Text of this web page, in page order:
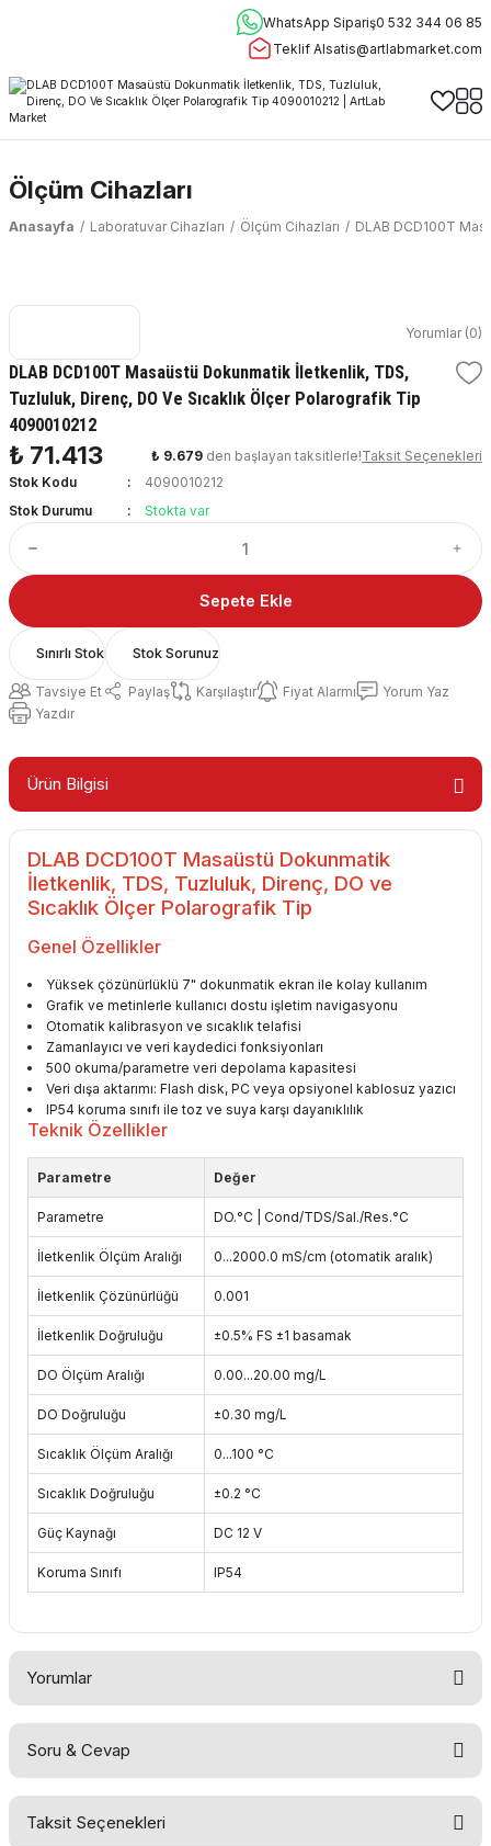
WhatsApp Sipariş0 532 344 06 85
Teklif Alsatis@artlabmarket.com
Ölçüm Cihazları
Anasayfa Laboratuvar Cihazları Ölçüm Cihazları DLAB DCD100T
Yorumlar (0)
DLAB DCD100T Masaüstü Dokunmatik İletkenlik, TDS,
Tuzluluk, Direnç, DO Ve Sıcaklık Ölçer Polarografik Tip
4090010212
₺ 71.413 ₺ 9.679 den başlayan taksitlerle!Taksit Seçenekleri
Stok Kodu
4090010212
Stok Durumu
Stokta var
Sepete Ekle
Sınırlı Stok Stok Sorunuz
Tavsiye Et Paylaş Karşılaştır Fiyat Alarmı
Yorum Yaz
Yazdır
Ürün Bilgisi
DLAB DCD100T Masaüstü Dokunmatik
İletkenlik, TDS, Tuzluluk, Direnç, DO ve
Sıcaklık Ölçer Polarografik Tip
Genel Özellikler
Yüksek çözünürlüklü 7" dokunmatik ekran ile kolay kullanım
Grafik ve metinlerle kullanıcı dostu işletim navigasyonu
Otomatik kalibrasyon ve sıcaklık telafisi
Zamanlayıcı ve veri kaydedici fonksiyonları
500 okuma/parametre veri depolama kapasitesi
Veri dışa aktarımı: Flash disk, PC veya opsiyonel kablosuz yazıcı
IP54 koruma sınıfı ile toz ve suya karşı dayanıklılık
Teknik Özellikler
Parametre Değer
Parametre DO.°C | Cond/TDS/Sal./Res.°C
İletkenlik Ölçüm Aralığı 0...2000.0 mS/cm (otomatik aralık)
İletkenlik Çözünürlüğü 0.001
İletkenlik Doğruluğu ±0.5% FS ±1 basamak
DO Ölçüm Aralığı 0.00...20.00 mg/L
DO Doğruluğu ±0.30 mg/L
Sıcaklık Ölçüm Aralığı 0...100 °C
Sıcaklık Doğruluğu ±0.2 °C
Güç Kaynağı DC 12 V
Koruma Sınıfı IP54
Yorumlar
Soru & Cevap
Taksit Seçenekleri